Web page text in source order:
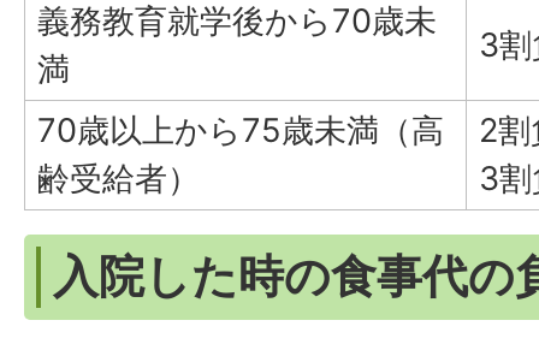
義務教育就学後から70歳未
満
3
70歳以上から75歳未満（高
齢受給者）
2
3
入院した時の食事代の